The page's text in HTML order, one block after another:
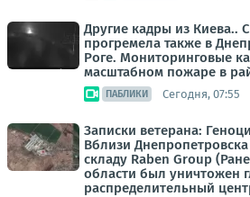
Другие кадры из Киева..
прогремела также в
Роге. Мониторинговые
масштабном пожаре в
ПАБЛИКИ Сегодня, 07:55
Записки ветерана:
Вблизи
складу Raben Group
области был уничтожен
распределительный